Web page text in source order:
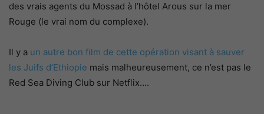
des vrais agents du Mossad à l’hôtel Arous sur la mer
Rouge (le vrai nom du complexe).
Il y a un autre bon film de cette opération visant à sauver
les Juifs d’Ethiopie mais malheureusement, ce n’est pas le
Red Sea Diving Club sur Netflix….